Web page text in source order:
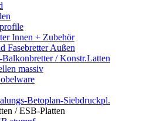
Innen + Zubehör
Fasebretter Außen
/ Konstr.Latten
massiv
Betoplan-Siebdruckpl.
/ ESB-Platten